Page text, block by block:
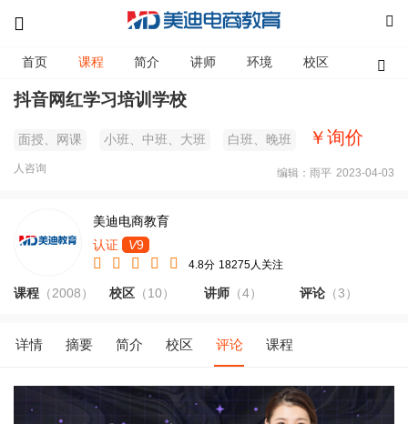
首页 课程 简介 讲师 环境 校区 资讯
抖音网红学习培训学校
面授、网课 小班、中班、大班 白班、晚班 ￥询价
人咨询 2023-04-03
编辑：雨平
美迪电商教育
认证
V9
4.8分 18275人关注
课程 （2008） 校区（10） 讲师 （4） 评论（3）
详情 摘要 简介 校区 评论 课程